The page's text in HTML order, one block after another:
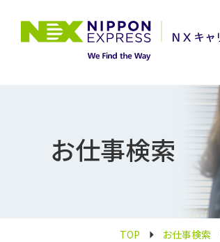
お仕事検索
TOP お仕事検索